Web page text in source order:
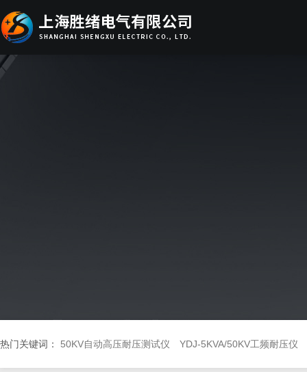
热门关键词： 50KV自动高压耐压测试仪 YDJ-5KVA/50KV工频耐压仪